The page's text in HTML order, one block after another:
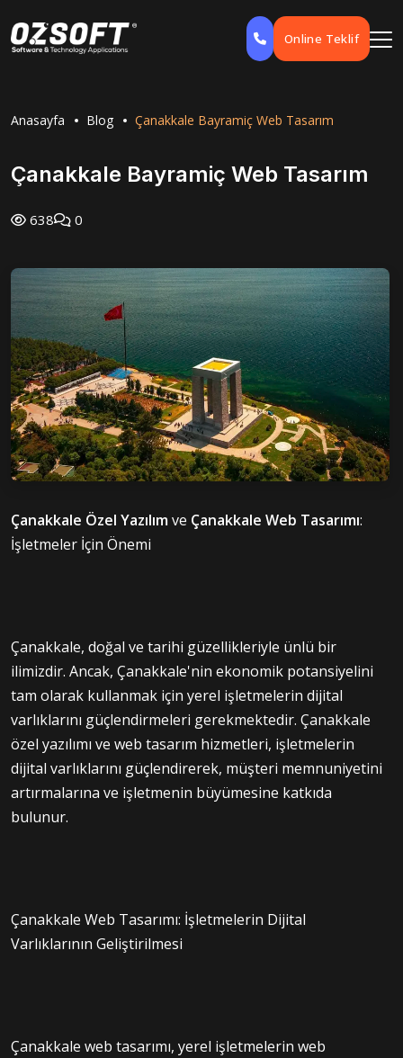
Online Teklif
Anasayfa Blog Çanakkale Bayramiç Web Tasarım
Çanakkale Bayramiç Web Tasarım
638 0
Çanakkale Özel Yazılımve Çanakkale Web Tasarımı:
İşletmeler İçin Önemi
Çanakkale, doğal ve tarihi güzellikleriyle ünlü bir
ilimizdir. Ancak, Çanakkale'nin ekonomik potansiyelini
tam olarak kullanmak için yerel işletmelerin dijital
varlıklarını güçlendirmeleri gerekmektedir. Çanakkale
özel yazılımı ve web tasarım hizmetleri, işletmelerin
dijital varlıklarını güçlendirerek, müşteri memnuniyetini
artırmalarına ve işletmenin büyümesine katkıda
bulunur.
Çanakkale Web Tasarımı: İşletmelerin Dijital
Varlıklarının Geliştirilmesi
Çanakkale web tasarımı, yerel işletmelerin web